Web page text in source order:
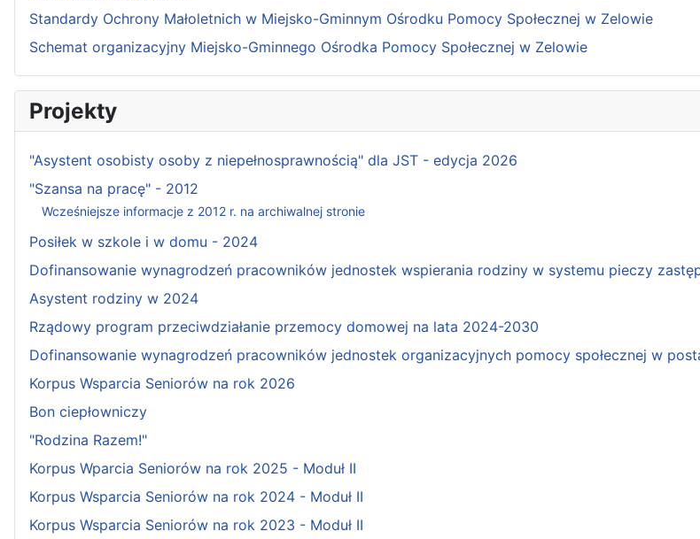
Standardy Ochrony Małoletnich w Miejsko-Gminnym Ośrodku Pomocy Społecznej w Zelowie
Schemat organizacyjny Miejsko-Gminnego Ośrodka Pomocy Społecznej w Zelowie
Projekty
"Asystent osobisty osoby z niepełnosprawnością" dla JST - edycja 2026
"Szansa na pracę" - 2012
Wcześniejsze informacje z 2012 r. na archiwalnej stronie
Posiłek w szkole i w domu - 2024
Dofinansowanie wynagrodzeń pracowników jednostek wspierania rodziny w systemu pieczy
Asystent rodziny w 2024
Rządowy program przeciwdziałanie przemocy domowej na lata 2024-2030
Dofinansowanie wynagrodzeń pracowników jednostek organizacyjnych pomocy społecznej w
Korpus Wsparcia Seniorów na rok 2026
Bon ciepłowniczy
"Rodzina Razem!"
Korpus Wparcia Seniorów na rok 2025 - Moduł II
Korpus Wsparcia Seniorów na rok 2024 - Moduł II
Korpus Wsparcia Seniorów na rok 2023 - Moduł II